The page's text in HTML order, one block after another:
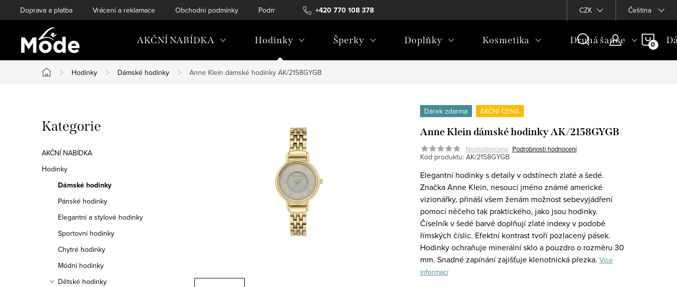
na
+420 770 108 378
Doprava a platba Vrácení a reklamace Obchodní podmínky Podmínky ochrany osobních údajů CZK Čeština
AKČNÍ NABÍDKA Hodinky Šperky Doplňky Kosmetika Druhá šance
Domů
Hodinky Dámské hodinky Anne Klein dámské hodinky AK/2158GYGB
o
s
t
Přeskočit
kategorie
Kategorie
AKČNÍ NABÍDKA
Hodinky
Dámské hodinky
Pánské hodinky
Elegantní a stylové hodinky
Sportovní hodinky
Chytré hodinky
Módní hodinky
Dětské hodinky
Dárek zdarma AKČNÍ CENA
Anne Klein dámské hodinky AK/2158GYGB
Neohodnoceno Podrobnosti hodnocení
Kód produktu: AK/2158GYGB
Elegantní hodinky s detaily v odstínech zlaté a šedé.
Značka Anne Klein, nesoucí jméno známé americké
vizionářky, přináší všem ženám možnost sebevyjádření
pomocí něčeho tak praktického, jako jsou hodinky.
Číselník v šedé barvě doplňují zlaté indexy v podobě
římských číslic. Efektní kontrast tvoří pozlacený pásek.
Hodinky ochraňuje minerální sklo a pouzdro o rozměru 30
mm. Snadné zapínání zajišťuje klenotnická přezka. Více
informací